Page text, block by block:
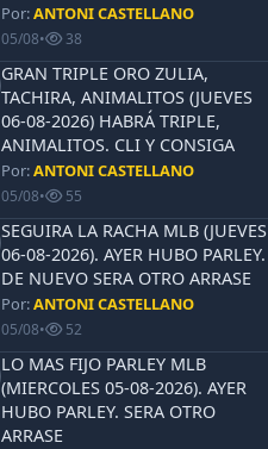
Por:ANTONI CASTELLANO
05/08• 38
GRAN TRIPLE ORO ZULIA,
TACHIRA, ANIMALITOS (JUEVES
06-08-2026) HABRÁ TRIPLE,
ANIMALITOS. CLI Y CONSIGA
Por:ANTONI CASTELLANO
05/08• 55
SEGUIRA LA RACHA MLB (JUEVES
06-08-2026). AYER HUBO PARLEY.
DE NUEVO SERA OTRO ARRASE
Por:ANTONI CASTELLANO
05/08• 52
LO MAS FIJO PARLEY MLB
(MIERCOLES 05-08-2026). AYER
HUBO PARLEY. SERA OTRO
ARRASE